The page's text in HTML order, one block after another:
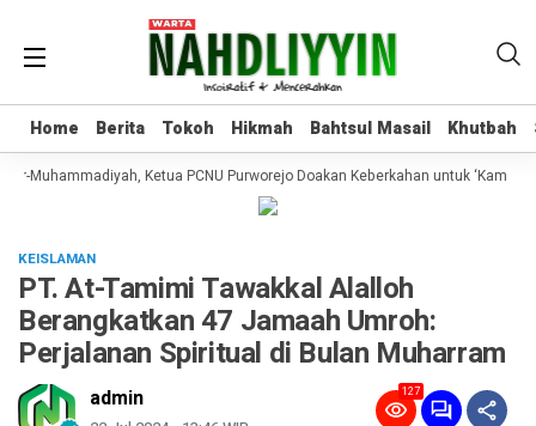
Home Berita Tokoh Hikmah Bahtsul Masail Khutbah
Home Berita Tokoh Hikmah Bahtsul Masail Khutbah
Muhammadiyah, Ketua PCNU Purworejo Doakan Keberkahan untuk ‘Kampung
KEISLAMAN
PT. At-Tamimi Tawakkal Alalloh
Berangkatkan 47 Jamaah Umroh:
Perjalanan Spiritual di Bulan Muharram
admin 127